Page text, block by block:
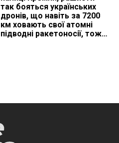
так бояться українських
дронів, що навіть за 7200
км ховають свої атомні
підводні ракетоносії, тож